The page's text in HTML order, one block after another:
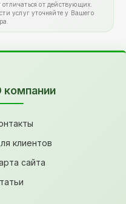
от действующих.
услуг уточняйте у Вашего
компании
клиентов
сайта